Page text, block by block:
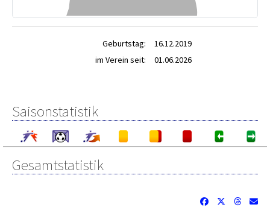
Geburtstag:
16.12.2019
im Verein seit:
01.06.2026
Saisonstatistik
Gesamtstatistik